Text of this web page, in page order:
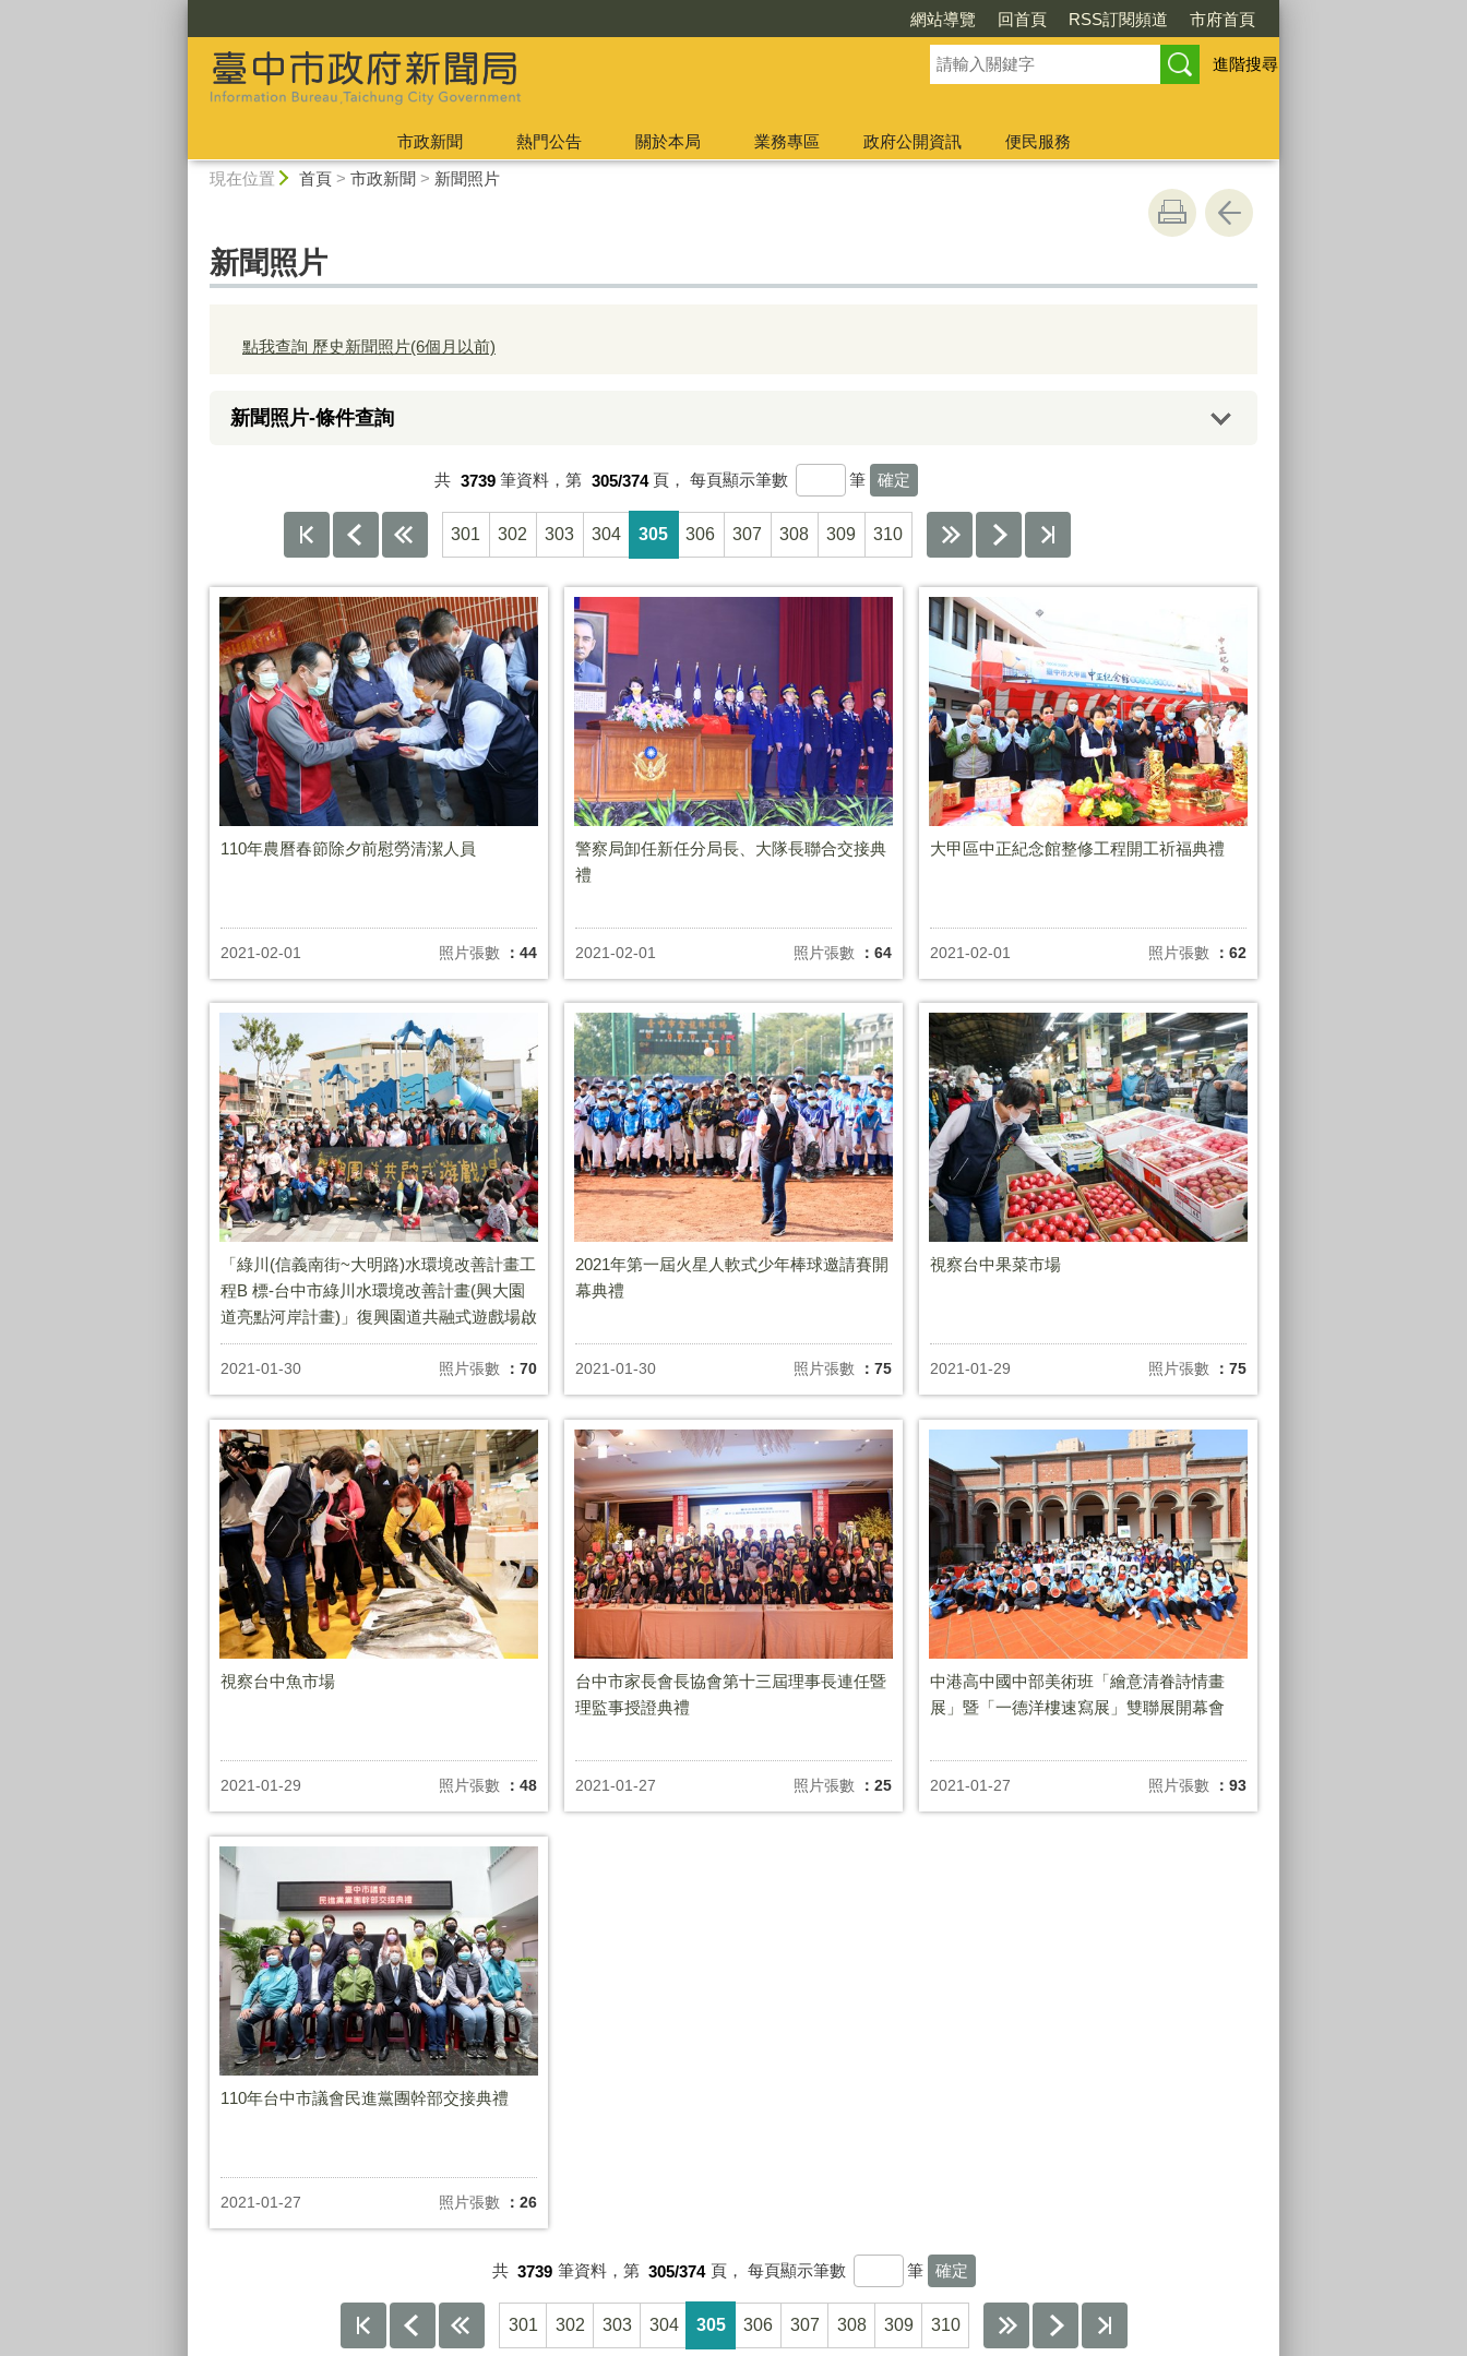
網站導覽 回首頁 RSS訂閱頻道 市府首頁
進階搜尋
市政新聞 熱門公告 關於本局 業務專區 政府公開資訊
便民服務
現在位置 首頁> 市政新聞 > 新聞照片
新聞照片
點我查詢 歷史新聞照片(6個月以前)
新聞照片-條件查詢
共 3739 筆資料，第 305/374 頁， 每頁顯示筆數 筆
301 302 303 304 305 306 307 308 309 310
110年農曆春節除夕前慰勞清潔人員
2021-02-01 照片張數 ：44
警察局卸任新任分局長、大隊長聯合交接典
禮
2021-02-01 照片張數 ：64
大甲區中正紀念館整修工程開工祈福典禮
2021-02-01 照片張數 ：62
「綠川(信義南街~大明路)水環境改善計畫工
程B 標-台中市綠川水環境改善計畫(興大園
道亮點河岸計畫)」復興園道共融式遊戲場啟
用典禮
2021-01-30 照片張數 ：70
2021年第一屆火星人軟式少年棒球邀請賽開
幕典禮
2021-01-30 照片張數 ：75
視察台中果菜市場
2021-01-29 照片張數 ：75
視察台中魚市場
2021-01-29 照片張數 ：48
台中市家長會長協會第十三屆理事長連任暨
理監事授證典禮
2021-01-27 照片張數 ：25
中港高中國中部美術班「繪意清眷詩情畫
展」暨「一德洋樓速寫展」雙聯展開幕會
2021-01-27 照片張數 ：93
110年台中市議會民進黨團幹部交接典禮
2021-01-27 照片張數 ：26
共 3739 筆資料，第 305/374 頁， 每頁顯示筆數 筆
301 302 303 304 305 306 307 308 309 310